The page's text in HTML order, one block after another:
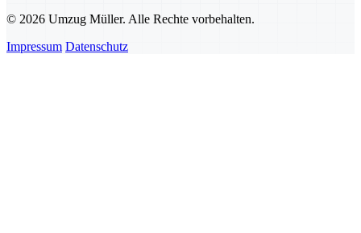
© 2026 Umzug Müller. Alle Rechte vorbehalten.
Impressum Datenschutz